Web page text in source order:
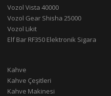
Vozol Vista 40000
Vozol Gear Shisha 25000
Vozol Likit
Elf Bar RF350 Elektronik Sigara
Kahve
Kahve Çeşitleri
Kahve Makinesi